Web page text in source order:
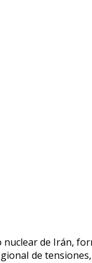
de Irán,
de